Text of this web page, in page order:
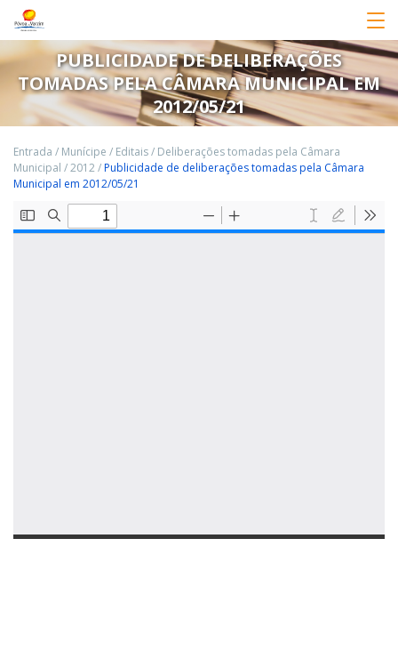
PUBLICIDADE DE DELIBERAÇÕES
TOMADAS PELA CÂMARA MUNICIPAL EM
2012/05/21
Entrada / Munícipe / Editais/ Deliberações tomadas pela Câmara
Municipal /2012/Publicidade de deliberações tomadas pela Câmara
Municipal em 2012/05/21